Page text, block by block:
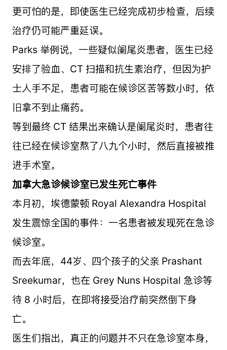
更可怕的是，即使医生已经完成初步检查，后续
治疗仍可能严重延误。
Parks 举例说，一些疑似阑尾炎患者，医生已经
安排了验血、CT 扫描和抗生素治疗，但因为护
士人手不足，患者可能在候诊区苦等数小时，依
旧拿不到止痛药。
等到最终 CT 结果出来确认是阑尾炎时，患者往
往已经在候诊室熬了八九个小时，然后直接被推
进手术室。
加拿大急诊候诊室已发生死亡事件
本月初，埃德蒙顿 Royal Alexandra Hospital
发生震惊全国的事件：一名患者被发现死在急诊
候诊室。
而去年底，44岁、四个孩子的父亲 Prashant
Sreekumar，也在 Grey Nuns Hospital 急诊等
待 8 小时后，在即将接受治疗前突然倒下身
亡。
医生们指出，真正的问题并不只在急诊室本身，